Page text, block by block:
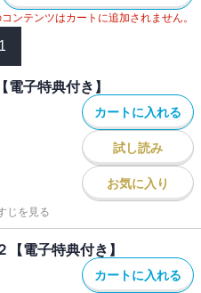
ンテンツはカートに追加されません。
1
子特典付き】
カートに入れる
試し読み
お気に入り
じを見る
電子特典付き】
カートに入れる